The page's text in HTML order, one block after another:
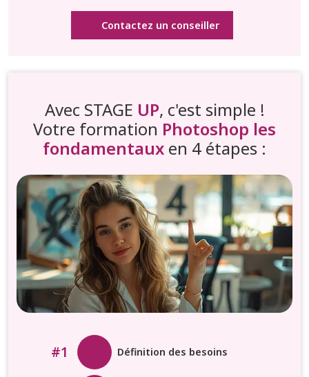
Contactez un conseiller
Avec STAGE UP, c'est simple !
Votre formation Photoshop les
fondamentaux en 4 étapes :
#1 Définition des besoins